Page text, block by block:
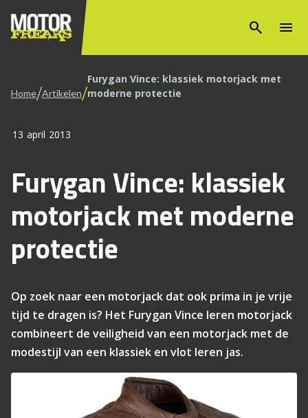
search menu
Home/Artikelen/Furygan Vince: klassiek motorjack met
moderne protectie
13 april 2013
Furygan Vince: klassiek
motorjack met moderne
protectie
Op zoek naar een motorjack dat ook prima in je vrije
tijd te dragen is? Het Furygan Vince leren motorjack
combineert de veiligheid van een motorjack met de
modestijl van een klassiek en vlot leren jas.